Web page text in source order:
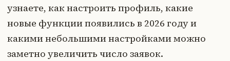
узнаете, как настроить профиль, какие
новые функции появились в 2026 году и
какими небольшими настройками можно
заметно увеличить число заявок.